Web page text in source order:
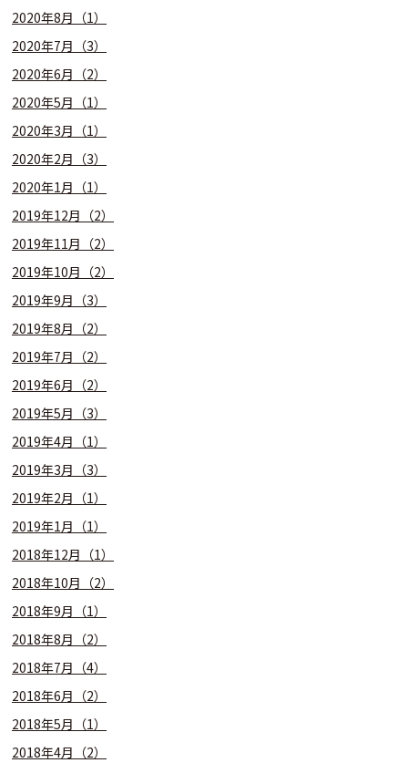
2020年8月（1）
2020年7月（3）
2020年6月（2）
2020年5月（1）
2020年3月（1）
2020年2月（3）
2020年1月（1）
2019年12月（2）
2019年11月（2）
2019年10月（2）
2019年9月（3）
2019年8月（2）
2019年7月（2）
2019年6月（2）
2019年5月（3）
2019年4月（1）
2019年3月（3）
2019年2月（1）
2019年1月（1）
2018年12月（1）
2018年10月（2）
2018年9月（1）
2018年8月（2）
2018年7月（4）
2018年6月（2）
2018年5月（1）
2018年4月（2）